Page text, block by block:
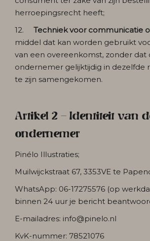
herroepingsrecht heeft;
12. Techniek voor communicatie
middel dat kan worden gebruikt
van een overeenkomst, zonder dat
ondernemer gelijktijdig in dezelfde
te zijn samengekomen.
Artikel 2 - Identiteit van
ondernemer
Pinélo Illustraties;
Muilwijckstraat 67, 3353VE te
WhatsApp: 06-17275576 (op
binnen 24 uur je bericht
E-mailadres: info@pinelo.nl
KvK-nummer: 78521076